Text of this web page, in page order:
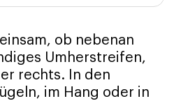
ob nebenan
Umherstreifen,
rechts. In den
im Hang oder in